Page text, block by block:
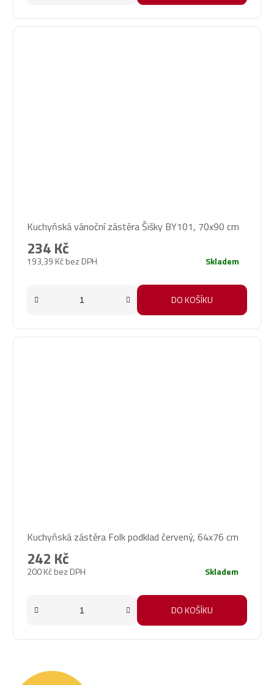
Kuchyňská vánoční zástěra Šišky BY101, 70x90 cm
193,39 Kč bez DPH
234 Kč
Skladem
DO KOŠÍKU
Kuchyňská zástěra Folk podklad červený, 64x76 cm
200 Kč bez DPH
242 Kč
Skladem
DO KOŠÍKU